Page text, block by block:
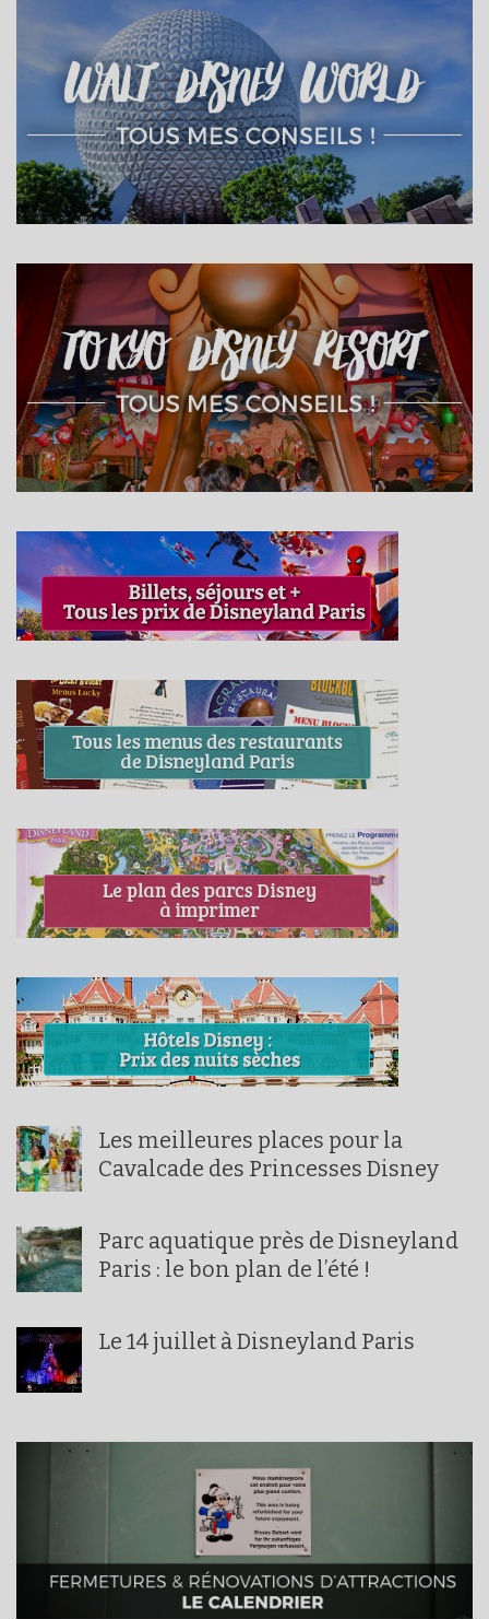
Les meilleures places pour la
Cavalcade des Princesses Disney
Parc aquatique près de Disneyland
Paris : le bon plan de l’été !
Le 14 juillet à Disneyland Paris